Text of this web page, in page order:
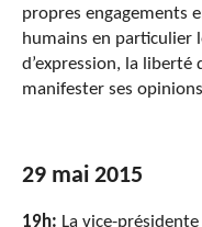
propres engagements
humains en particulier
d’expression, la liberté
manifester ses
29 mai 2015
19h: La vice-présidente